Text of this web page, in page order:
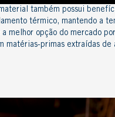
também possui
térmico, mantendo a
melhor opção do mercado
matérias-primas extraídas